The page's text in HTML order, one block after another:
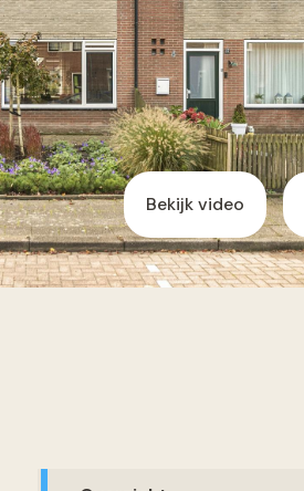
Bekijk video